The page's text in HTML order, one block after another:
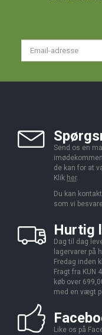
Send os en
de kan for at
Klik her.
Du kan
som vi
Hurtig
Dag til dag
lagervarer på
Fredag inden
Fragt fra KUN
køb over
med en vægt
Like os på